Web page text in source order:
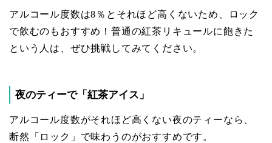
アルコール度数は8％とそれほど高くないため、ロック
で飲むのもおすすめ！普通の紅茶リキュールに飽きた
という人は、ぜひ挑戦してみてください。
夜のティーで「紅茶アイス」
アルコール度数がそれほど高くない夜のティーなら、
断然「ロック」で味わうのがおすすめです。